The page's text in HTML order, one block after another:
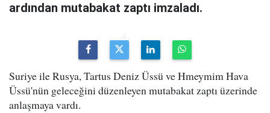
ardından mutabakat zaptı imzaladı.
Suriye ile Rusya, Tartus Deniz Üssü ve Hmeymim Hava
Üssü'nün geleceğini düzenleyen mutabakat zaptı üzerinde
anlaşmaya vardı.